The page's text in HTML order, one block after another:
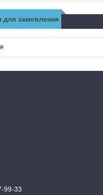
для замовлення
99-33